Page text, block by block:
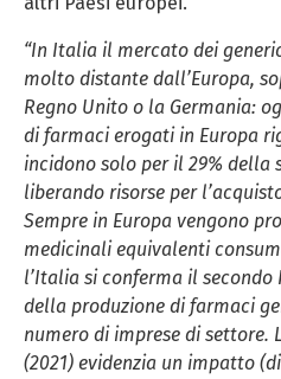
“In Italia il mercato dei
molto distante dall’Europa,
Regno Unito o la Germania:
di farmaci erogati in Europa
incidono solo per il 29% della
liberando risorse per
Sempre in Europa vengono
medicinali equivalenti
l’Italia si conferma il secondo
della produzione di farmaci
numero di imprese di settore.
(2021) evidenzia un impatto